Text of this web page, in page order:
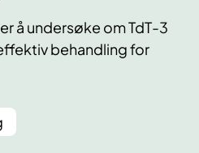
å undersøke om TdT-3
behandling for